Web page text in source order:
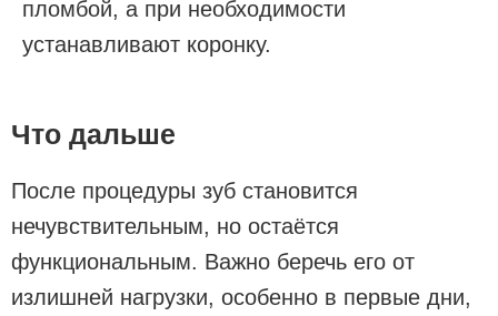
пломбой, а при необходимости
устанавливают коронку.
Что дальше
После процедуры зуб становится
нечувствительным, но остаётся
функциональным. Важно беречь его от
излишней нагрузки, особенно в первые дни,